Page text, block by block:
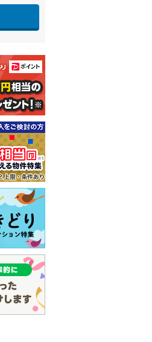
うまラ
)
(1)